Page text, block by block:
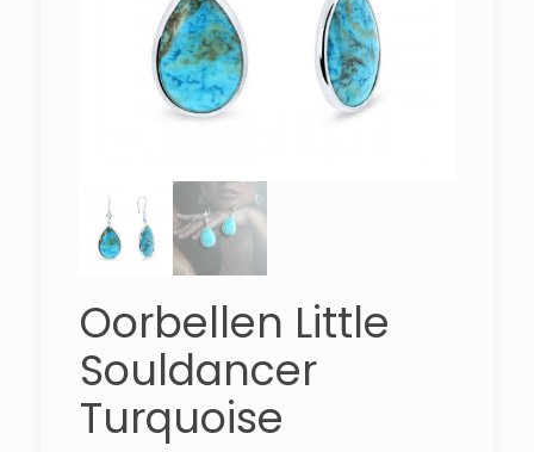
Oorbellen Little
Souldancer
Turquoise